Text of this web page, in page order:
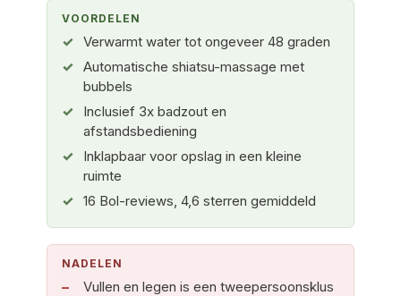
VOORDELEN
Verwarmt water tot ongeveer 48 graden
Automatische shiatsu-massage met
bubbels
Inclusief 3x badzout en
afstandsbediening
Inklapbaar voor opslag in een kleine
ruimte
16 Bol-reviews, 4,6 sterren gemiddeld
NADELEN
Vullen en legen is een tweepersoonsklus